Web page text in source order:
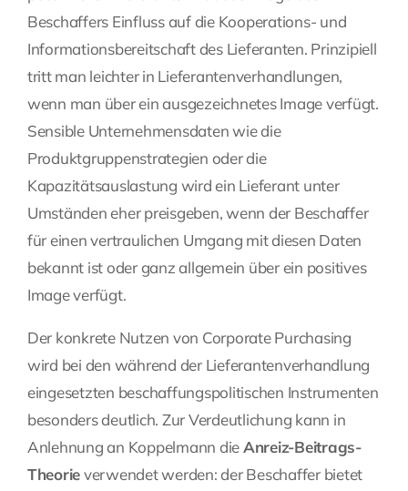
Beschaffers Einfluss auf die Kooperations- und
Informationsbereitschaft des Lieferanten. Prinzipiell
tritt man leichter in Lieferantenverhandlungen,
wenn man über ein ausgezeichnetes Image verfügt.
Sensible Unternehmensdaten wie die
Produktgruppenstrategien oder die
Kapazitätsauslastung wird ein Lieferant unter
Umständen eher preisgeben, wenn der Beschaffer
für einen vertraulichen Umgang mit diesen Daten
bekannt ist oder ganz allgemein über ein positives
Image verfügt.
Der konkrete Nutzen von Corporate Purchasing
wird bei den während der Lieferantenverhandlung
eingesetzten beschaffungspolitischen Instrumenten
besonders deutlich. Zur Verdeutlichung kann in
Anlehnung an Koppelmann dieAnreiz-Beitrags-
Theorieverwendet werden: der Beschaffer bietet